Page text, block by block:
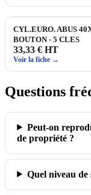
CYL.EURO. ABUS
BOUTON - 5 CLES
33,33 € HT
Voir la fiche →
Questions
Peut‑on
de propriété ?
Quel niveau